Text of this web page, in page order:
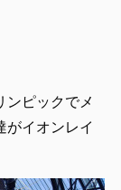
ピックでメ
がイオンレイ